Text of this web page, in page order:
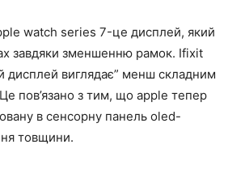
watch series 7-це дисплей, який
завдяки зменшенню рамок. Ifixit
дисплей виглядає” менш складним
пов’язано з тим, що apple тепер
в сенсорну панель oled-
товщини.